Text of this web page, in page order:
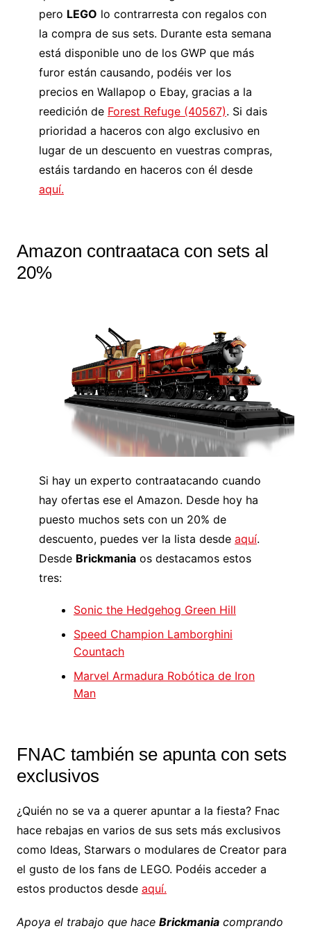
pero LEGO lo contrarresta con regalos con
la compra de sus sets. Durante esta semana
está disponible uno de los GWP que más
furor están causando, podéis ver los
precios en Wallapop o Ebay, gracias a la
reedición de Forest Refuge (40567). Si dais
prioridad a haceros con algo exclusivo en
lugar de un descuento en vuestras compras,
estáis tardando en haceros con él desde
aquí.
Amazon contraataca con sets al
20%
Si hay un experto contraatacando cuando
hay ofertas ese el Amazon. Desde hoy ha
puesto muchos sets con un 20% de
descuento, puedes ver la lista desde aquí.
Desde Brickmaniaos destacamos estos
tres:
Sonic the Hedgehog Green Hill
Speed Champion Lamborghini
Countach
Marvel Armadura Robótica de Iron
Man
FNAC también se apunta con sets
exclusivos
¿Quién no se va a querer apuntar a la fiesta? Fnac
hace rebajas en varios de sus sets más exclusivos
como Ideas, Starwars o modulares de Creator para
el gusto de los fans de LEGO. Podéis acceder a
estos productos desde aquí.
Apoya el trabajo que hace Brickmaniacomprando